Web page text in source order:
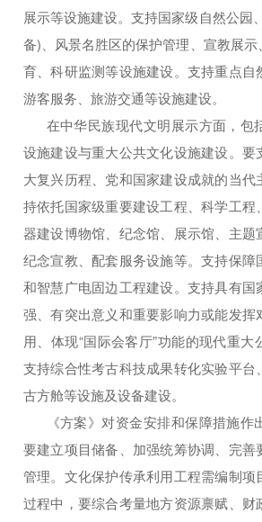
展示等设施建设。支持国家级自然公园
备)、风景名胜区的保护管理、宣教展
育、科研监测等设施建设。支持重点自
游客服务、旅游交通等设施建设。
在中华民族现代文明展示方面，包
设施建设与重大公共文化设施建设。要
大复兴历程、党和国家建设成就的当代
持依托国家级重要建设工程、科学工程
器建设博物馆、纪念馆、展示馆、主题
纪念宣教、配套服务设施等。支持保障
和智慧广电固边工程建设。支持具有国
强、有突出意义和重要影响力或能发挥
用、体现“国际会客厅”功能的现代重大
支持综合性考古科技成果转化实验平台
古方舱等设施及设备建设。
《方案》对资金安排和保障措施作
要建立项目储备、加强统筹协调、完善
管理。文化保护传承利用工程需编制项
过程中，要综合考量地方资源禀赋、财